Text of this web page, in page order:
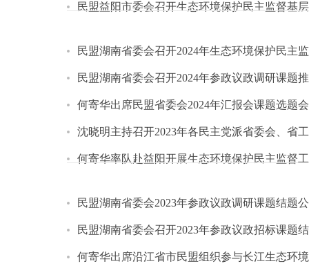
民盟益阳市委会召开生态环境保护民主监督基
民盟湖南省委会召开2024年生态环境保护民主
民盟湖南省委会召开2024年参政议政调研课题
何寄华出席民盟省委会2024年汇报会课题选题会
沈晓明主持召开2023年各民主党派省委会、省
何寄华率队赴益阳开展生态环境保护民主监督
民盟湖南省委会2023年参政议政调研课题结题
民盟湖南省委会召开2023年参政议政招标课题
何寄华出席沿江省市民盟组织参与长江生态环